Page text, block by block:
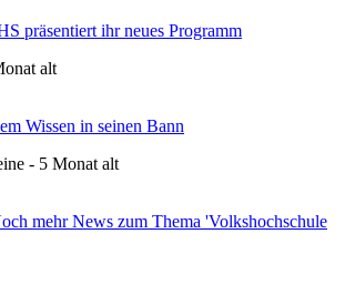
präsentiert ihr neues Programm
alt
Wissen in seinen Bann
- 5 Monat alt
mehr News zum Thema 'Volkshochschule